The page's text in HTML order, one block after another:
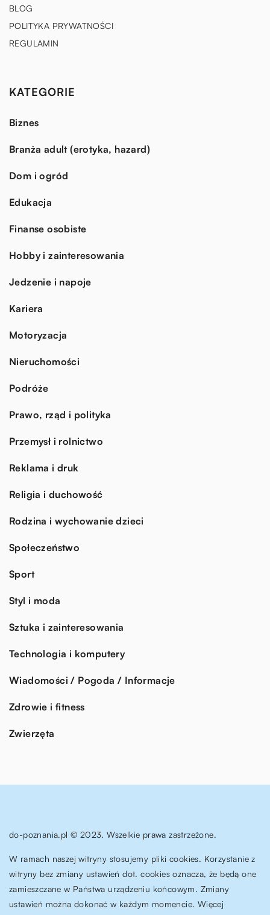
BLOG
POLITYKA PRYWATNOŚCI
REGULAMIN
KATEGORIE
Biznes
Branża adult (erotyka, hazard)
Dom i ogród
Edukacja
Finanse osobiste
Hobby i zainteresowania
Jedzenie i napoje
Kariera
Motoryzacja
Nieruchomości
Podróże
Prawo, rząd i polityka
Przemysł i rolnictwo
Reklama i druk
Religia i duchowość
Rodzina i wychowanie dzieci
Społeczeństwo
Sport
Styl i moda
Sztuka i zainteresowania
Technologia i komputery
Wiadomości / Pogoda / Informacje
Zdrowie i fitness
Zwierzęta
do-poznania.pl © 2023. Wszelkie prawa zastrzeżone.
W ramach naszej witryny stosujemy pliki cookies. Korzystanie z
witryny bez zmiany ustawień dot. cookies oznacza, że będą one
zamieszczane w Państwa urządzeniu końcowym. Zmiany
ustawień można dokonać w każdym momencie. Więcej